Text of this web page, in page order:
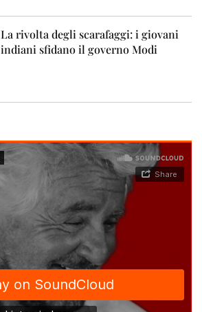
La rivolta degli scarafaggi: i giovani
indiani sfidano il governo Modi